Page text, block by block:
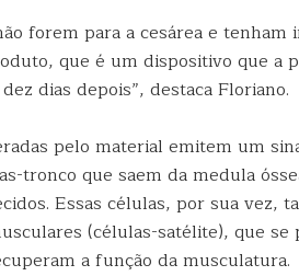
forem para a cesárea e
que é um dispositivo que a
dias depois”, destaca Floriano.
pelo material emitem um
tronco que saem da medula
Essas células, por sua vez,
(células-satélite), que
a função da musculatura.